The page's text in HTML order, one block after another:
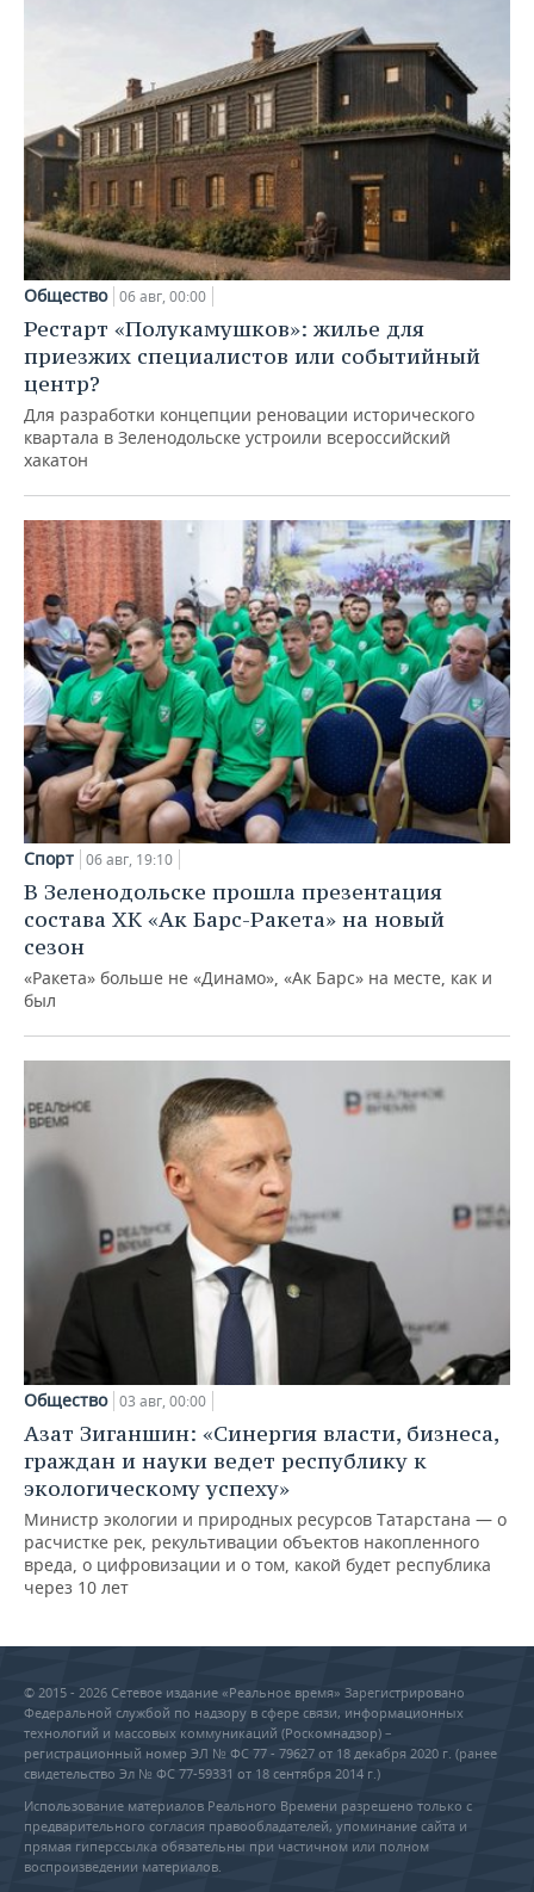
Общество 06 авг, 00:00
Рестарт «Полукамушков»: жилье для
приезжих специалистов или событийный
центр?
Для разработки концепции реновации исторического
квартала в Зеленодольске устроили всероссийский
хакатон
Спорт 06 авг, 19:10
В Зеленодольске прошла презентация
состава ХК «Ак Барс-Ракета» на новый
сезон
«Ракета» больше не «Динамо», «Ак Барс» на месте, как и
был
Общество 03 авг, 00:00
Азат Зиганшин: «Синергия власти, бизнеса,
граждан и науки ведет республику к
экологическому успеху»
Министр экологии и природных ресурсов Татарстана — о
расчистке рек, рекультивации объектов накопленного
вреда, о цифровизации и о том, какой будет республика
через 10 лет
© 2015 - 2026 Сетевое издание «Реальное время» Зарегистрировано
Федеральной службой по надзору в сфере связи, информационных
технологий и массовых коммуникаций (Роскомнадзор) –
регистрационный номер ЭЛ № ФС 77 - 79627 от 18 декабря 2020 г. (ранее
свидетельство Эл № ФС 77-59331 от 18 сентября 2014 г.)
Использование материалов Реального Времени разрешено только с
предварительного согласия правообладателей, упоминание сайта и
прямая гиперссылка обязательны при частичном или полном
воспроизведении материалов.